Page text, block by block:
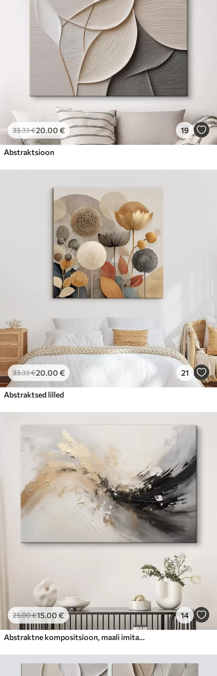
33.33€20.00 € 19
Abstraktsioon
33.33€20.00 € 21
Abstraktsed lilled
25.00€15.00 € 14
Abstraktne kompositsioon, maali imitatsioon